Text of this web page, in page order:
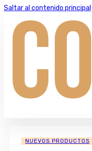
Saltar al contenido principal
NUEVOS PRODUCTOS